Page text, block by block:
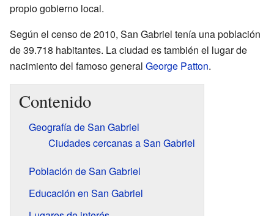
propio gobierno local.
Según el censo de 2010, San Gabriel tenía una población
de 39.718 habitantes. La ciudad es también el lugar de
nacimiento del famoso general George Patton.
Contenido
Geografía de San Gabriel
Ciudades cercanas a San Gabriel
Población de San Gabriel
Educación en San Gabriel